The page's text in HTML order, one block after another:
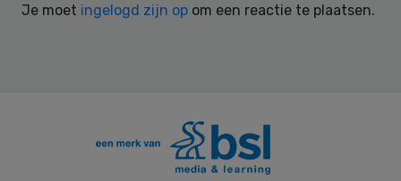
Je moet ingelogd zijn op om een reactie te plaatsen.